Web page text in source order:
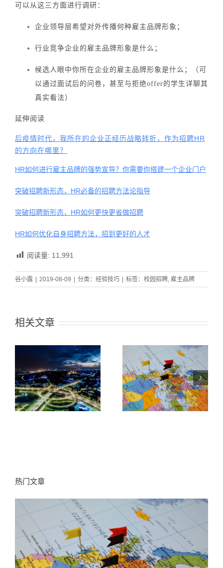
可以从这三方面进行调研：
企业领导层希望对外传播何种雇主品牌形象；
行业竞争企业的雇主品牌形象是什么；
候选人眼中你所在企业的雇主品牌形象是什么；（可
以通过面试后的问卷，甚至与拒绝offer的学生详聊其
真实看法）
延伸阅读
后疫情时代，我所在的企业正经历战略转折，作为招聘HR
的方向在哪里？
HR如何进行雇主品牌的强势宣导？你需要你搭建一个企业门户
突破招聘新形态，HR必备的招聘方法论指导
突破招聘新形态，HR如何更快更省做招聘
HR如何优化自身招聘方法，招到更好的人才
阅读量: 11,991
谷小露 | 2019-08-09 | 分类： 经验技巧 | 标签： 校园招聘 雇主品牌
相关文章
史上最全人才
Mapping实操指
南（步骤分解）
揭秘疫情期间一
站式远程校招5
大场景！从容不
迫起航春招！
热门文章